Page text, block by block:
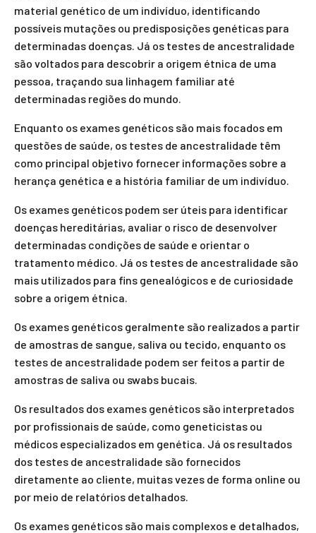
material genético de um indivíduo, identificando
possíveis mutações ou predisposições genéticas para
determinadas doenças. Já os testes de ancestralidade
são voltados para descobrir a origem étnica de uma
pessoa, traçando sua linhagem familiar até
determinadas regiões do mundo.
Enquanto os exames genéticos são mais focados em
questões de saúde, os testes de ancestralidade têm
como principal objetivo fornecer informações sobre a
herança genética e a história familiar de um indivíduo.
Os exames genéticos podem ser úteis para identificar
doenças hereditárias, avaliar o risco de desenvolver
determinadas condições de saúde e orientar o
tratamento médico. Já os testes de ancestralidade são
mais utilizados para fins genealógicos e de curiosidade
sobre a origem étnica.
Os exames genéticos geralmente são realizados a partir
de amostras de sangue, saliva ou tecido, enquanto os
testes de ancestralidade podem ser feitos a partir de
amostras de saliva ou swabs bucais.
Os resultados dos exames genéticos são interpretados
por profissionais de saúde, como geneticistas ou
médicos especializados em genética. Já os resultados
dos testes de ancestralidade são fornecidos
diretamente ao cliente, muitas vezes de forma online ou
por meio de relatórios detalhados.
Os exames genéticos são mais complexos e detalhados,